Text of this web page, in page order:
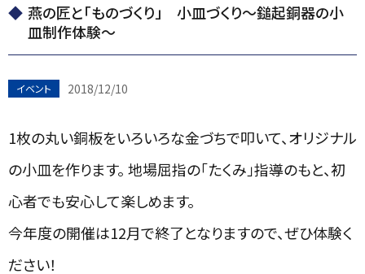
燕の匠と「ものづくり」 小皿づくり～鎚起銅器の小
皿制作体験～
イベント 2018/12/10
1枚の丸い銅板をいろいろな金づちで叩いて、オリジナル
の小皿を作ります。 地場屈指の「たくみ」指導のもと、初
心者でも安心して楽しめます。
今年度の開催は12月で終了となりますので、ぜひ体験く
ださい！